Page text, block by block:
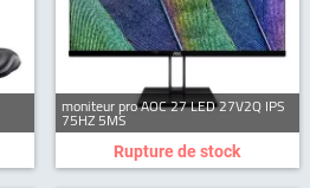
moniteur pro AOC 27 LED 27V2Q IPS
75HZ 5MS
Rupture de stock